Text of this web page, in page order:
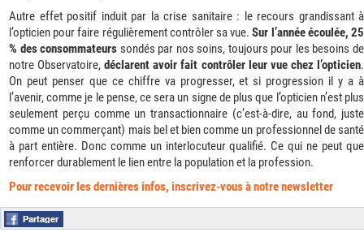
Autre effet positif induit par la crise sanitaire : le recours grandissant à
l’opticien pour faire régulièrement contrôler sa vue.Sur l’année écoulée, 25
% des consommateurs sondés par nos soins, toujours pour les besoins de
notre Observatoire,déclarent avoir fait contrôler leur vue chez l’opticien.
On peut penser que ce chiffre va progresser, et si progression il y a à
l’avenir, comme je le pense, ce sera un signe de plus que l’opticien n’est plus
seulement perçu comme un transactionnaire (c’est-à-dire, au fond, juste
comme un commerçant) mais bel et bien comme un professionnel de santé
à part entière. Donc comme un interlocuteur qualifié. Ce qui ne peut que
renforcer durablement le lien entre la population et la profession.
Pour recevoir les dernières infos, inscrivez-vous à notre newsletter